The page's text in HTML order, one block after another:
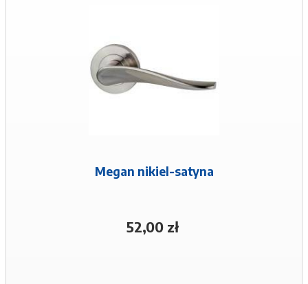
Megan nikiel-satyna
52,00 zł